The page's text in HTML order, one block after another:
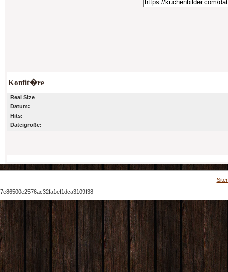
Konfit�re
Real Size
Datum:
Hits:
Dateigröße:
7e86500e2576ac32fa1ef1dca3109f38